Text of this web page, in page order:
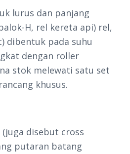
lurus dan panjang
H, rel kereta api) rel,
dibentuk pada suhu
dengan roller
stok melewati satu set
khusus.
disebut cross
putaran batang